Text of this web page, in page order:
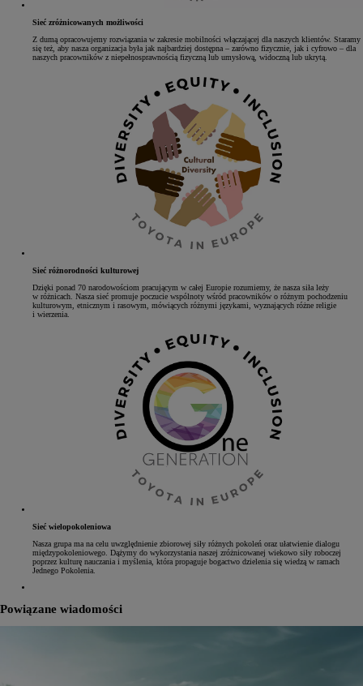
Sieć zróżnicowanych możliwości
Z dumą opracowujemy rozwiązania w zakresie mobilności włączającej dla naszych klientów. Staramy
się też, aby nasza organizacja była jak najbardziej dostępna – zarówno fizycznie, jak i cyfrowo – dla
naszych pracowników z niepełnosprawnością fizyczną lub umysłową, widoczną lub ukrytą.
Sieć różnorodności kulturowej
Dzięki ponad 70 narodowościom pracującym w całej Europie rozumiemy, że nasza siła leży
w różnicach. Nasza sieć promuje poczucie wspólnoty wśród pracowników o różnym pochodzeniu
kulturowym, etnicznym i rasowym, mówiących różnymi językami, wyznających różne religie
i wierzenia.
Sieć wielopokoleniowa
Nasza grupa ma na celu uwzględnienie zbiorowej siły różnych pokoleń oraz ułatwienie dialogu
międzypokoleniowego. Dążymy do wykorzystania naszej zróżnicowanej wiekowo siły roboczej
poprzez kulturę nauczania i myślenia, która propaguje bogactwo dzielenia się wiedzą w ramach
Jednego Pokolenia.
Powiązane wiadomości